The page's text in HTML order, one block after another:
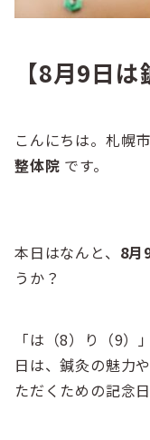
【8月9日は
こんにちは。札幌
整体院 です。
本日はなんと、 8月
うか？
「は（8）り（9）
日は、鍼灸の魅力
ただくための記念日